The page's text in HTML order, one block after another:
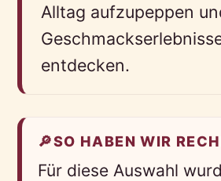
Alltag aufzupeppen
entdecken.
🔎SO HABEN WIR
Für diese Auswahl